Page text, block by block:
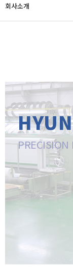
헤더설정
회사소개
PRECISION